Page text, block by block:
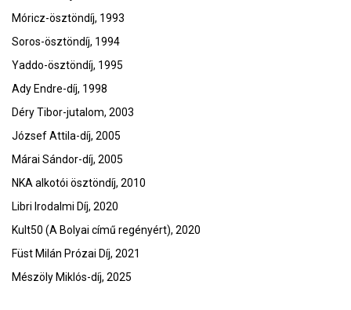
Móricz-ösztöndíj, 1993
Soros-ösztöndíj, 1994
Yaddo-ösztöndíj, 1995
Ady Endre-díj, 1998
Déry Tibor-jutalom, 2003
József Attila-díj, 2005
Márai Sándor-díj, 2005
NKA alkotói ösztöndíj, 2010
Libri Irodalmi Díj, 2020
Kult50 (A Bolyai című regényért), 2020
Füst Milán Prózai Díj, 2021
Mészöly Miklós-díj, 2025